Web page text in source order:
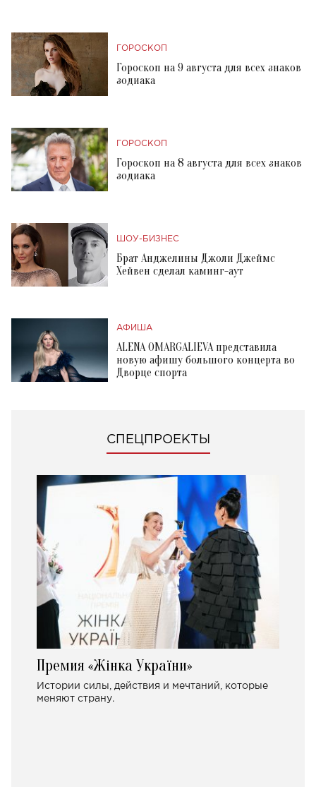
ГОРОСКОП
Гороскоп на 9 августа для всех знаков
зодиака
ГОРОСКОП
Гороскоп на 8 августа для всех знаков
зодиака
ШОУ-БИЗНЕС
Брат Анджелины Джоли Джеймс
Хейвен сделал каминг-аут
АФИША
ALENA OMARGALIEVA представила
новую афишу большого концерта во
Дворце спорта
СПЕЦПРОЕКТЫ
Премия «Жінка України»
Истории силы, действия и мечтаний, которые
меняют страну.